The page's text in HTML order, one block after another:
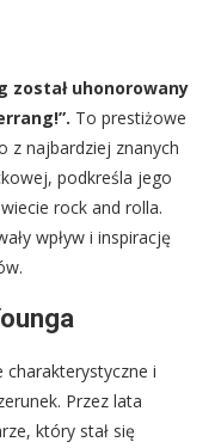
został uhonorowany
To prestiżowe
z najbardziej znanych
podkreśla jego
rock and rolla.
wpływ i inspirację
charakterystyczne i
Przez lata
który stał się